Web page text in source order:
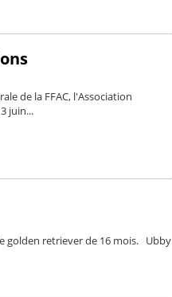
de la FFAC, l'Association
juin...
golden retriever de 16 mois. Ubby